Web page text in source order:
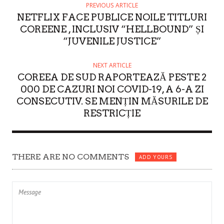
R
PREVIOUS ARTICLE
NETFLIX FACE PUBLICE NOILE TITLURI
COREENE , INCLUSIV “HELLBOUND” ȘI
“JUVENILE JUSTICE”
NEXT ARTICLE
COREEA DE SUD RAPORTEAZĂ PESTE 2
000 DE CAZURI NOI COVID-19, A 6-A ZI
CONSECUTIV. SE MENȚIN MĂSURILE DE
RESTRICȚIE
THERE ARE NO COMMENTS ADD YOURS